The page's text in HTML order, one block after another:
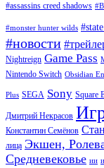
#assassins creed shadows
#monster hunter wilds
#новости
Nightreign Game Pass
Nintendo Switch Obsidian
Plus SEGA Sony Square
Дмитрий Некрасов
Константин Семёнов
лица Экшен,
Средневековье ии